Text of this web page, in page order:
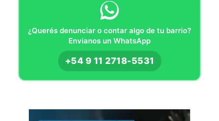
¿Querés denunciar o contar algo de tu barrio?
Envianos un WhatsApp
+54 9 11 2718-5531